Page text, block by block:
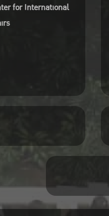
for International